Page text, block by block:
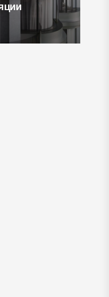
кирпичными стенами